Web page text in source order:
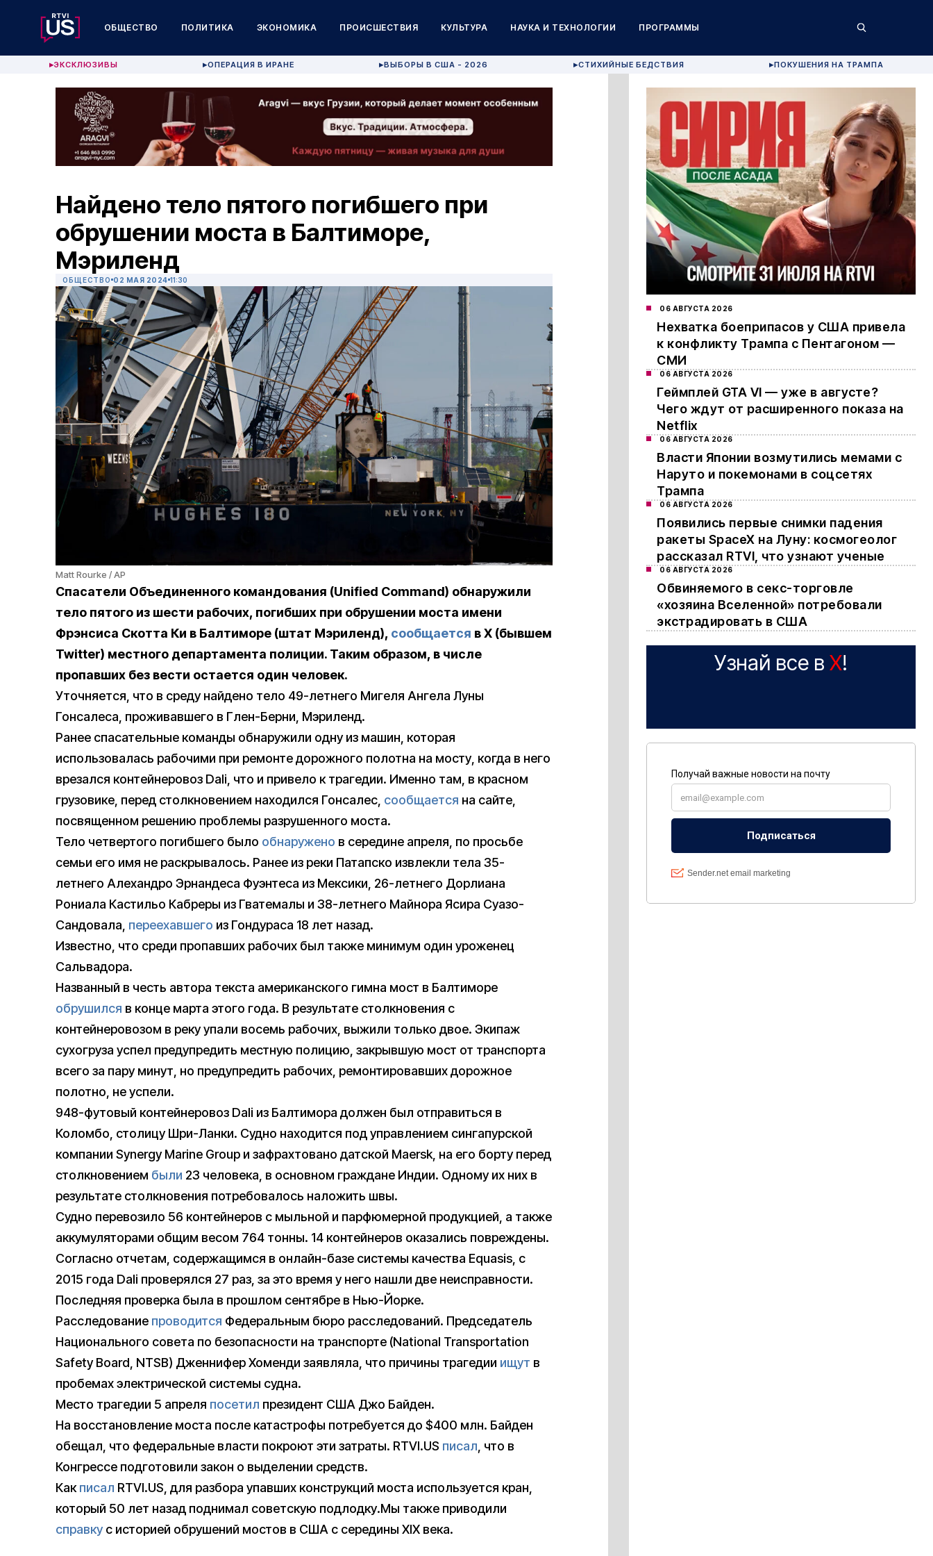
ОБЩЕСТВО ПОЛИТИКА ЭКОНОМИКА ПРОИСШЕСТВИЯ КУЛЬТУРА НАУКА И ТЕХНОЛОГИИ ПРОГРАММЫ
▶ЭКСКЛЮЗИВЫ ▶ОПЕРАЦИЯ В ИРАНЕ ▶ВЫБОРЫ В США - 2026 ▶СТИХИЙНЫЕ БЕДСТВИЯ ▶ПОКУШЕНИЯ НА ТРАМПА
Найдено тело пятого погибшего при
обрушении моста в Балтиморе,
Мэриленд
ОБЩЕСТВО 02 МАЯ 2024 11:30
Matt Rourke / AP
Спасатели Объединенного командования (Unified Command) обнаружили
тело пятого из шести рабочих, погибших при обрушении моста имени
Фрэнсиса Скотта Ки в Балтиморе (штат Мэриленд), сообщается в X (бывшем
Twitter) местного департамента полиции. Таким образом, в числе
пропавших без вести остается один человек.
Уточняется, что в среду найдено тело 49-летнего Мигеля Ангела Луны
Гонсалеса, проживавшего в Глен-Берни, Мэриленд.
Ранее спасательные команды обнаружили одну из машин, которая
использовалась рабочими при ремонте дорожного полотна на мосту, когда в него
врезался контейнеровоз Dali, что и привело к трагедии. Именно там, в красном
грузовике, перед столкновением находился Гонсалес, сообщается на сайте,
посвященном решению проблемы разрушенного моста.
Тело четвертого погибшего было обнаружено в середине апреля, по просьбе
семьи его имя не раскрывалось. Ранее из реки Патапско извлекли тела 35-
летнего Алехандро Эрнандеса Фуэнтеса из Мексики, 26-летнего Дорлиана
Рониала Кастильо Кабреры из Гватемалы и 38-летнего Майнора Ясира Суазо-
Сандовала, переехавшего из Гондураса 18 лет назад.
Известно, что среди пропавших рабочих был также минимум один уроженец
Сальвадора.
Названный в честь автора текста американского гимна мост в Балтиморе
обрушился в конце марта этого года. В результате столкновения с
контейнеровозом в реку упали восемь рабочих, выжили только двое. Экипаж
сухогруза успел предупредить местную полицию, закрывшую мост от транспорта
всего за пару минут, но предупредить рабочих, ремонтировавших дорожное
полотно, не успели.
948-футовый контейнеровоз Dali из Балтимора должен был отправиться в
Коломбо, столицу Шри-Ланки. Судно находится под управлением сингапурской
компании Synergy Marine Group и зафрахтовано датской Maersk, на его борту перед
столкновением были 23 человека, в основном граждане Индии. Одному их них в
результате столкновения потребовалось наложить швы.
Судно перевозило 56 контейнеров с мыльной и парфюмерной продукцией, а также
аккумуляторами общим весом 764 тонны. 14 контейнеров оказались повреждены.
Согласно отчетам, содержащимся в онлайн-базе системы качества Equasis, с
2015 года Dali проверялся 27 раз, за это время у него нашли две неисправности.
Последняя проверка была в прошлом сентябре в Нью-Йорке.
Расследование проводится Федеральным бюро расследований. Председатель
Национального совета по безопасности на транспорте (National Transportation
Safety Board, NTSB) Дженнифер Хоменди заявляла, что причины трагедии ищут в
пробемах электрической системы судна.
Место трагедии 5 апреля посетил президент США Джо Байден.
На восстановление моста после катастрофы потребуется до $400 млн. Байден
обещал, что федеральные власти покроют эти затраты. RTVI.US писал, что в
Конгрессе подготовили закон о выделении средств.
Какписал RTVI.US, для разбора упавших конструкций моста используется кран,
который 50 лет назад поднимал советскую подлодку.Мы также приводили
справку с историей обрушений мостов в США с середины XIX века.
06 АВГУСТА 2026
Нехватка боеприпасов у США привела
к конфликту Трампа с Пентагоном —
СМИ
06 АВГУСТА 2026
Геймплей GTA VI — уже в августе?
Чего ждут от расширенного показа на
Netflix
06 АВГУСТА 2026
Власти Японии возмутились мемами с
Наруто и покемонами в соцсетях
Трампа
06 АВГУСТА 2026
Появились первые снимки падения
ракеты SpaceX на Луну: космогеолог
рассказал RTVI, что узнают ученые
06 АВГУСТА 2026
Обвиняемого в секс-торговле
«хозяина Вселенной» потребовали
экстрадировать в США
Узнай все в X!